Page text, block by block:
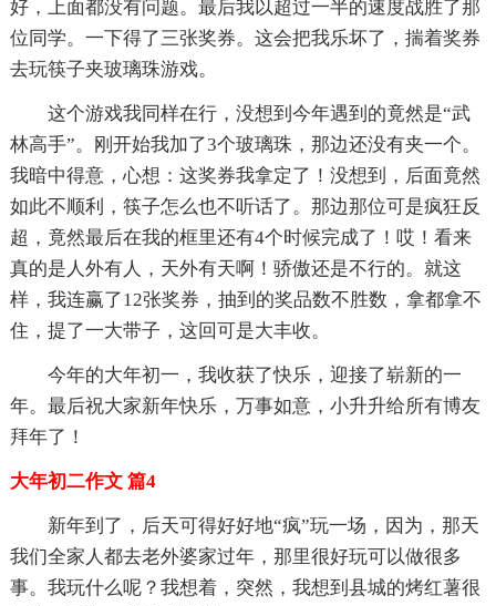
好，上面都没有问题。最后我以超过一半的速度战胜了那
位同学。一下得了三张奖券。这会把我乐坏了，揣着奖券
去玩筷子夹玻璃珠游戏。
这个游戏我同样在行，没想到今年遇到的竟然是“武
林高手”。刚开始我加了3个玻璃珠，那边还没有夹一个。
我暗中得意，心想：这奖券我拿定了！没想到，后面竟然
如此不顺利，筷子怎么也不听话了。那边那位可是疯狂反
超，竟然最后在我的框里还有4个时候完成了！哎！看来
真的是人外有人，天外有天啊！骄傲还是不行的。就这
样，我连赢了12张奖券，抽到的奖品数不胜数，拿都拿不
住，提了一大带子，这回可是大丰收。
今年的大年初一，我收获了快乐，迎接了崭新的一
年。最后祝大家新年快乐，万事如意，小升升给所有博友
拜年了！
大年初二作文 篇4
新年到了，后天可得好好地“疯”玩一场，因为，那天
我们全家人都去老外婆家过年，那里很好玩可以做很多
事。我玩什么呢？我想着，突然，我想到县城的烤红薯很